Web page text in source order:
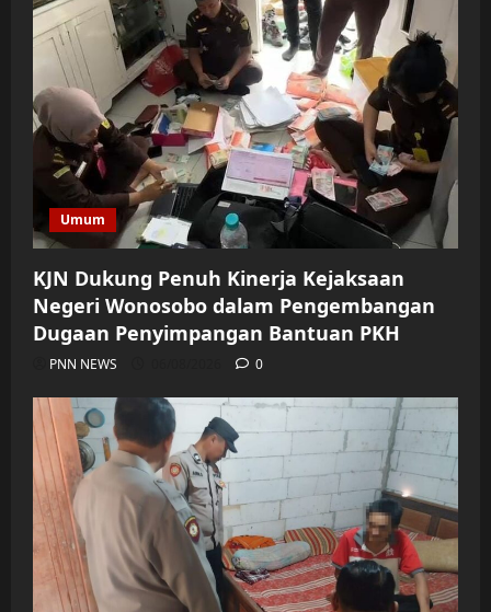
Umum
KJN Dukung Penuh Kinerja Kejaksaan
Negeri Wonosobo dalam Pengembangan
Dugaan Penyimpangan Bantuan PKH
PNN NEWS 0